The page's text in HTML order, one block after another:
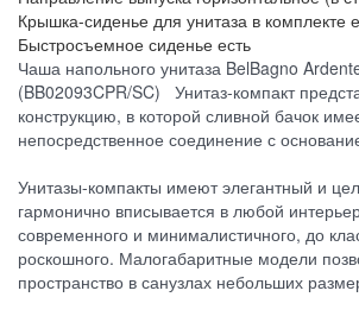
Крышка-сиденье для унитаза в комплекте
Быстросъемное сиденье есть
Чаша напольного унитаза BelBagno
(BB02093CPR/SC) Унитаз-компакт
конструкцию, в которой сливной бачок
непосредственное соединение с
Унитазы-компакты имеют элегантный и
гармонично вписывается в любой
современного и минималистичного, до
роскошного. Малогабаритные модели
пространство в санузлах небольших